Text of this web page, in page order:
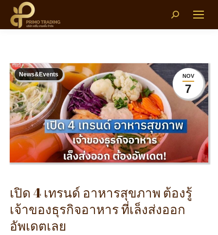
Search:
NOV
7
News&Events
เปิด 4 เทรนด์ อาหารสุขภาพ ต้องรู้
เจ้าของธุรกิจอาหาร ที่เล็งส่งออก
อัพเดตเลย